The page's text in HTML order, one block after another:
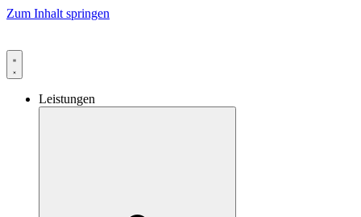
Zum Inhalt springen
Leistungen